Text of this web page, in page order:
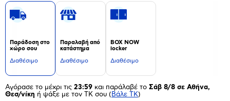
Παράδοση στο
χώρο σου
Διαθέσιμο
Παραλαβή από
κατάστημα
Διαθέσιμο
BOX NOW
locker
Διαθέσιμο
Αγόρασε το μέχρι τις 23:59 και παράλαβέ το Σάβ 8/8 σε Αθήνα,
Θεσ/νίκη ή ψάξε με τον ΤΚ σου ( Βάλε ΤΚ)